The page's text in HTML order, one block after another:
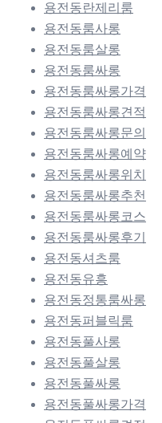
용전동란제리룸
용전동룸사롱
용전동룸살롱
용전동룸싸롱
용전동룸싸롱가격
용전동룸싸롱견적
용전동룸싸롱문의
용전동룸싸롱예약
용전동룸싸롱위치
용전동룸싸롱추천
용전동룸싸롱코스
용전동룸싸롱후기
용전동셔츠룸
용전동유흥
용전동정통룸싸롱
용전동퍼블릭룸
용전동풀사롱
용전동풀살롱
용전동풀싸롱
용전동풀싸롱가격